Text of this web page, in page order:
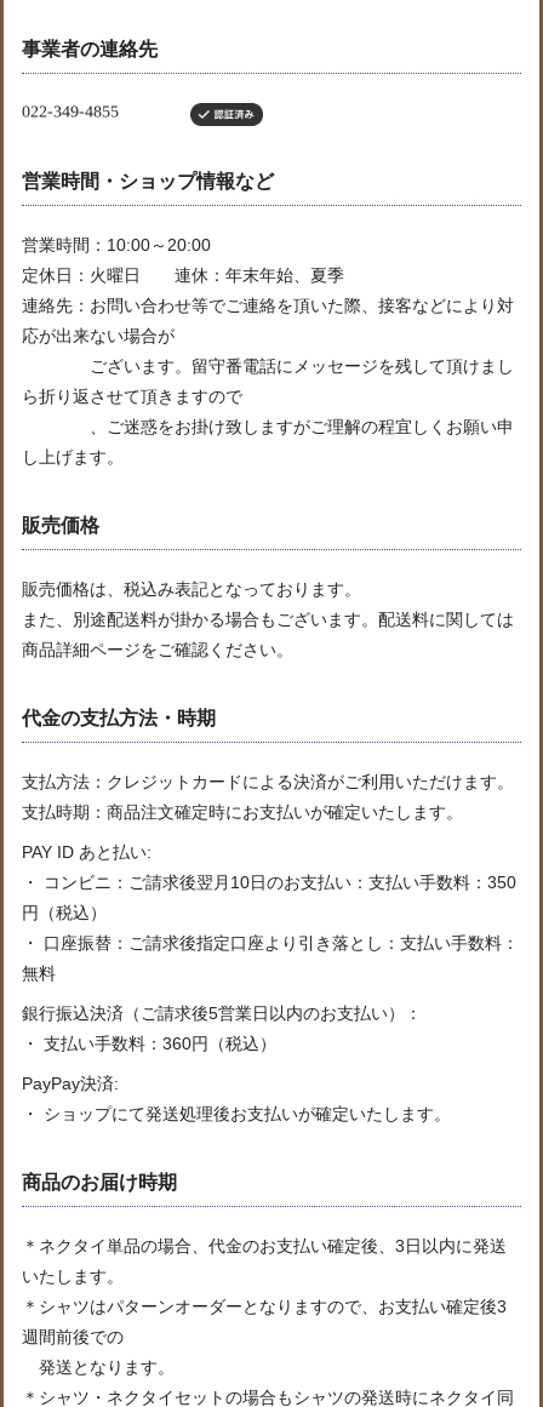
事業者の連絡先
営業時間・ショップ情報など
営業時間：10:00～20:00
定休日：火曜日 連休：年末年始、夏季
連絡先：お問い合わせ等でご連絡を頂いた際、接客などにより対
応が出来ない場合が
ございます。留守番電話にメッセージを残して頂けまし
ら折り返させて頂きますので
、ご迷惑をお掛け致しますがご理解の程宜しくお願い申
し上げます。
販売価格
販売価格は、税込み表記となっております。
また、別途配送料が掛かる場合もございます。配送料に関しては
商品詳細ページをご確認ください。
代金の支払方法・時期
支払方法：クレジットカードによる決済がご利用いただけます。
支払時期：商品注文確定時にお支払いが確定いたします。
PAY ID あと払い:
・ コンビニ：ご請求後翌月10日のお支払い：支払い手数料：350
円（税込）
・ 口座振替：ご請求後指定口座より引き落とし：支払い手数料：
無料
銀行振込決済（ご請求後5営業日以内のお支払い）：
・ 支払い手数料：360円（税込）
PayPay決済:
・ ショップにて発送処理後お支払いが確定いたします。
商品のお届け時期
＊ネクタイ単品の場合、代金のお支払い確定後、3日以内に発送
いたします。
＊シャツはパターンオーダーとなりますので、お支払い確定後3
週間前後での
発送となります。
＊シャツ・ネクタイセットの場合もシャツの発送時にネクタイ同